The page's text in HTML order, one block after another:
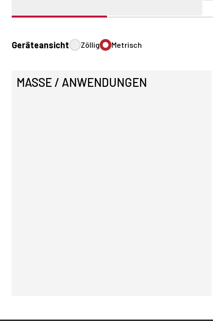
Geräteansicht Zöllig Metrisch
MASSE / ANWENDUNGEN